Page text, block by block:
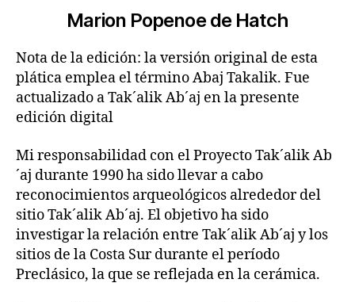
Marion Popenoe de Hatch
Nota de la edición: la versión original de esta
plática emplea el término Abaj Takalik. Fue
actualizado a Tak´alik Ab´aj en la presente
edición digital
Mi responsabilidad con el Proyecto Tak´alik Ab
´aj durante 1990 ha sido llevar a cabo
reconocimientos arqueológicos alrededor del
sitio Tak´alik Ab´aj. El objetivo ha sido
investigar la relación entre Tak´alik Ab´aj y los
sitios de la Costa Sur durante el período
Preclásico, la que se reflejada en la cerámica.